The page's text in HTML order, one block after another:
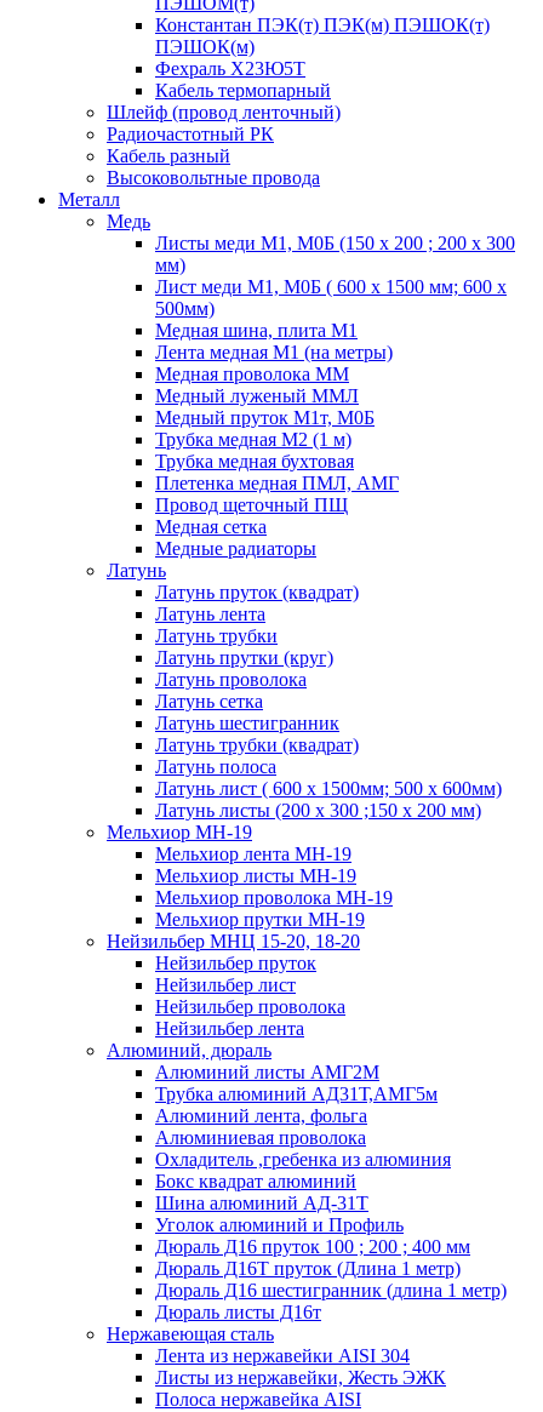
Константан ПЭК(т) ПЭК(м) ПЭШОК(т)
ПЭШОК(м)
Фехраль Х23Ю5Т
Кабель термопарный
Шлейф (провод ленточный)
Радиочастотный РК
Кабель разный
Высоковольтные провода
Металл
Медь
Листы меди М1, М0Б (150 х 200 ; 200 х 300
мм)
Лист меди М1, М0Б ( 600 х 1500 мм; 600 х
500мм)
Медная шина, плита М1
Лента медная М1 (на метры)
Медная проволока ММ
Медный луженый ММЛ
Медный пруток М1т, М0Б
Трубка медная М2 (1 м)
Трубка медная бухтовая
Плетенка медная ПМЛ, АМГ
Провод щеточный ПЩ
Медная сетка
Медные радиаторы
Латунь
Латунь пруток (квадрат)
Латунь лента
Латунь трубки
Латунь прутки (круг)
Латунь проволока
Латунь сетка
Латунь шестигранник
Латунь трубки (квадрат)
Латунь полоса
Латунь лист ( 600 х 1500мм; 500 х 600мм)
Латунь листы (200 х 300 ;150 х 200 мм)
Мельхиор МН-19
Мельхиор лента МН-19
Мельхиор листы МН-19
Мельхиор проволока МН-19
Мельхиор прутки МН-19
Нейзильбер МНЦ 15-20, 18-20
Нейзильбер пруток
Нейзильбер лист
Нейзильбер проволока
Нейзильбер лента
Алюминий, дюраль
Алюминий листы АМГ2М
Трубка алюминий АД31Т,АМГ5м
Алюминий лента, фольга
Алюминиевая проволока
Охладитель ,гребенка из алюминия
Бокс квадрат алюминий
Шина алюминий АД-31Т
Уголок алюминий и Профиль
Дюраль Д16 пруток 100 ; 200 ; 400 мм
Дюраль Д16Т пруток (Длина 1 метр)
Дюраль Д16 шестигранник (длина 1 метр)
Дюраль листы Д16т
Нержавеющая сталь
Лента из нержавейки AISI 304
Листы из нержавейки, Жесть ЭЖК
Полоса нержавейка АISI